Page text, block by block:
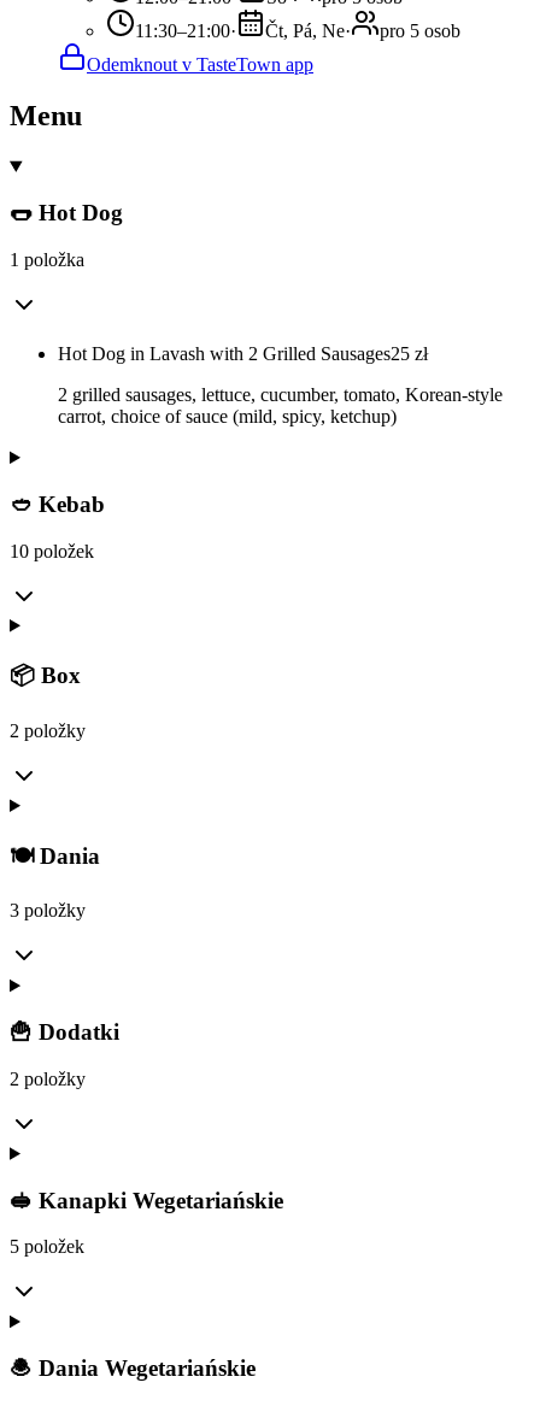
11:30–21:00· Čt, Pá, Ne·
pro 5 osob
Odemknout v TasteTown app
Menu
🌭 Hot Dog
1 položka
Hot Dog in Lavash with 2 Grilled Sausages25 zł
2 grilled sausages, lettuce, cucumber, tomato, Korean-style
carrot, choice of sauce (mild, spicy, ketchup)
🥙 Kebab
10 položek
📦 Box
2 položky
🍽️ Dania
3 položky
🍟 Dodatki
2 položky
🥪 Kanapki Wegetariańskie
5 položek
🧆 Dania Wegetariańskie